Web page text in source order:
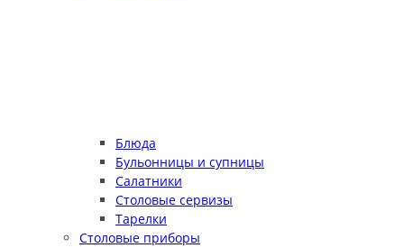
Блюда
Бульонницы и супницы
Салатники
Столовые сервизы
Тарелки
Столовые приборы